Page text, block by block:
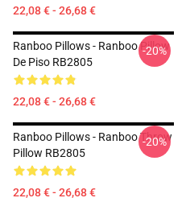
22,08 € - 26,68 €
Ranboo Pillows - Ranboo Pillow
De Piso RB2805
22,08 € - 26,68 €
-20%
Ranboo Pillows - Ranboo Throw
Pillow RB2805
22,08 € - 26,68 €
-20%